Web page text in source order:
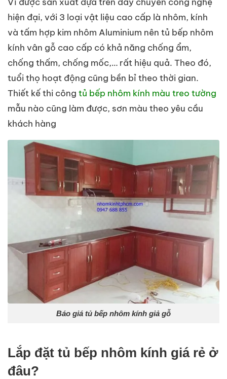
hiện đại, với 3 loại vật liệu cao cấp là nhôm, kính
và tấm hợp kim nhôm Aluminium nên tủ bếp nhôm
kính vân gỗ cao cấp có khả năng chống ẩm,
chống thấm, chống mốc,… rất hiệu quả. Theo đó,
tuổi thọ hoạt động cũng bền bỉ theo thời gian.
Thiết kế thi công tủ bếp nhôm kính màu treo tường
mẫu nào cũng làm được, sơn màu theo yêu cầu
khách hàng
Báo giá tủ bếp nhôm kính giả gỗ
Lắp đặt tủ bếp nhôm kính giá rẻ ở
đâu?